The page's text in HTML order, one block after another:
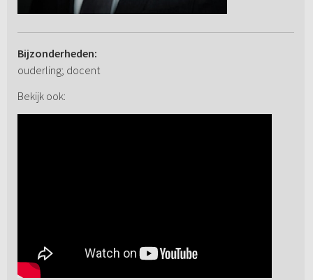
Bijzonderheden:
ouderling; docent
Bekijk ook: